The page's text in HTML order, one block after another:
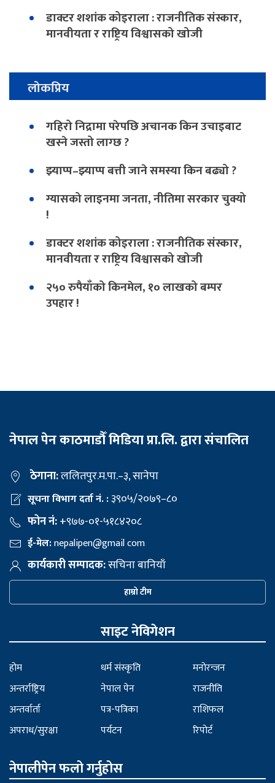
डाक्टर शशांक कोइराला : राजनीतिक संस्कार,
मानवीयता र राष्ट्रिय विश्वासको खोजी
लोकप्रिय
गहिरो निद्रामा परेपछि अचानक किन उचाइबाट
खस्ने जस्तो लाग्छ ?
झ्याप्प–झ्याप्प बत्ती जाने समस्या किन बढ्यो ?
ग्यासको लाइनमा जनता, नीतिमा सरकार चुक्यो
!
डाक्टर शशांक कोइराला : राजनीतिक संस्कार,
मानवीयता र राष्ट्रिय विश्वासको खोजी
२५० रुपैयाँको किनमेल, १० लाखको बम्पर
उपहार !
नेपाल पेन काठमाडौँ मिडिया प्रा.लि. द्वारा संचालित
ठेगाना:ललितपुर.म.पा.–३, सानेपा
सूचना विभाग दर्ता नं. :३९०५/२०७९–८०
फोन नं:+९७७-०१-५१८४२०८
ई-मेल:nepalipen@gmail com
कार्यकारी सम्पादक:सचिना बानियाँ
हाम्रो टीम
साइट नेविगेशन
होम
अन्तर्राष्ट्रिय
अन्तर्वार्ता
अपराध/सुरक्षा
धर्म संस्कृति
नेपाल पेन
पत्र-पत्रिका
पर्यटन
मनोरन्जन
राजनीति
राशिफल
रिपोर्ट
नेपालीपेन फलो गर्नुहोस